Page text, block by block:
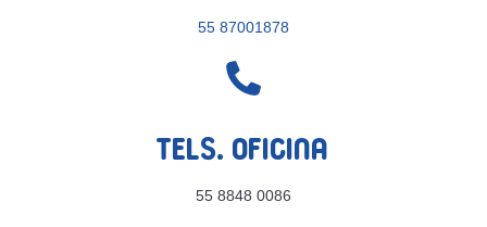
55 87001878

Tels. Oficina
55 8848 0086